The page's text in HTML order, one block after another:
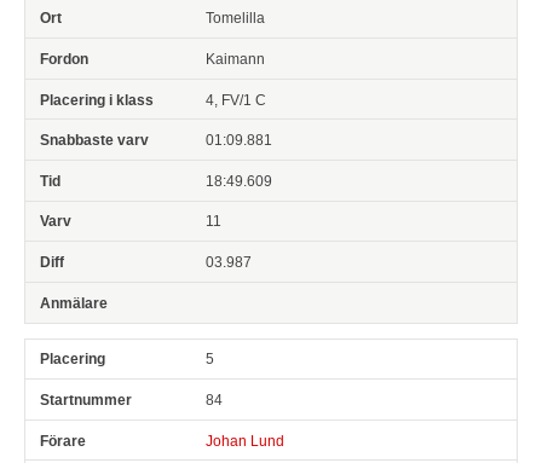
Tomelilla
Kaimann
4, FV/1 C
01:09.881
18:49.609
11
03.987
5
84
Johan Lund